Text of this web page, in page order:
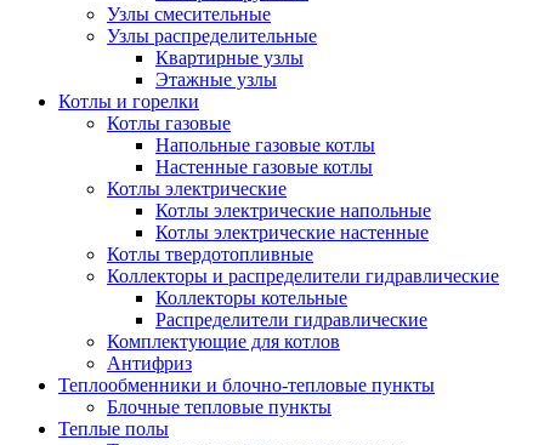
Узлы смесительные
Узлы распределительные
Квартирные узлы
Этажные узлы
Котлы и горелки
Котлы газовые
Напольные газовые котлы
Настенные газовые котлы
Котлы электрические
Котлы электрические напольные
Котлы электрические настенные
Котлы твердотопливные
Коллекторы и распределители гидравлические
Коллекторы котельные
Распределители гидравлические
Комплектующие для котлов
Антифриз
Теплообменники и блочно-тепловые пункты
Блочные тепловые пункты
Теплые полы